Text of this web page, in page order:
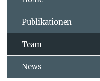
Publikationen
Team
News